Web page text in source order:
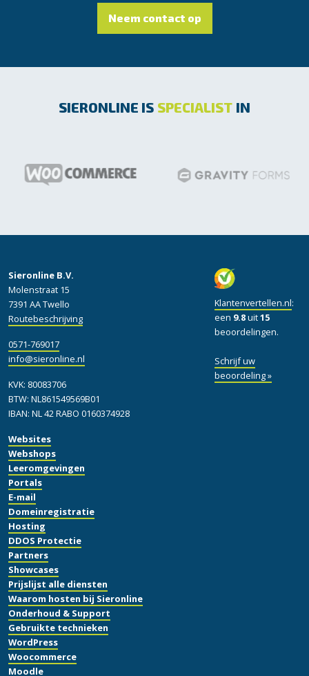
Neem contact op
SIERONLINE IS SPECIALIST IN
Websites
Webshops
Leeromgevingen
Portals
E-mail
Domeinregistratie
Hosting
DDOS Protectie
Partners
Showcases
Prijslijst alle diensten
Waarom hosten bij Sieronline
Onderhoud & Support
Gebruikte technieken
WordPress
Woocommerce
Moodle
Klantenvertellen.nl:
een 9.8uit15
beoordelingen.
Schrijf uw
beoordeling »
Sieronline B.V.
Molenstraat 15
7391 AA Twello
Routebeschrijving
0571-769017
info@sieronline.nl
KVK: 80083706
BTW: NL861549569B01
IBAN: NL 42 RABO 0160374928